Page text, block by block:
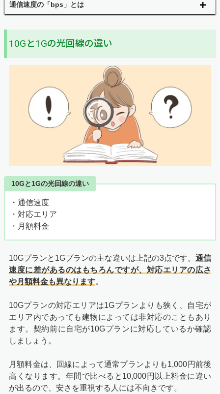
通信速度の「bps」とは
10Gと1Gの光回線の違い
10Gと1Gの光回線の違い
・通信速度
・対応エリア
・月額料金
10Gプランと1Gプランの主な違いは上記の3点です。 通信
速度に差があるのはもちろんですが、対応エリアの広さ
や月額料金も異なります。
10Gプランの対応エリアは1Gプランよりも狭く、自宅が
エリア内であっても建物によっては非対応のこともあり
ます。契約前に自宅が10Gプランに対応しているか確認
しましょう。
月額料金は、回線によって通常プランよりも1,000円前後
高くなります。年間で比べると10,000円以上料金に違い
が出るので、安さを重視する人には不向きです。